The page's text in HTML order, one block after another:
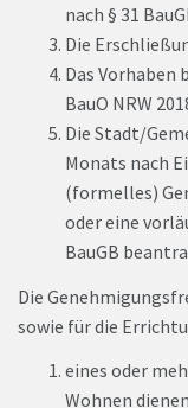
nach § 31
Die
Das Vorhaben
BauO NRW
Die Stadt/
Monats nach
(formelles)
oder eine
BauGB
Die
sowie für die
eines oder
Wohnen